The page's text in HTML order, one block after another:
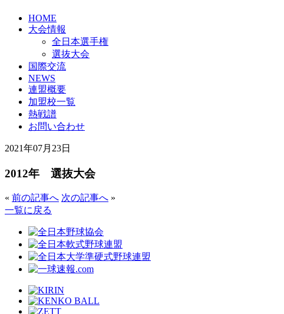
HOME
大会情報
全日本選手権
選抜大会
国際交流
NEWS
連盟概要
加盟校一覧
熱戦譜
お問い合わせ
2021年07月23日
2012年 選抜大会
« 前の記事へ 次の記事へ »
一覧に戻る